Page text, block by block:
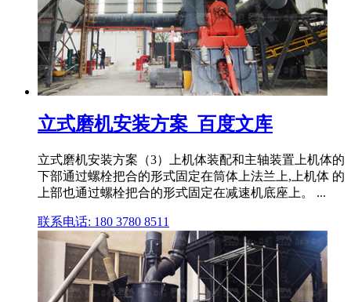
立式磨机安装方案_百度文库
立式磨机安装方案（3）上机体装配和主轴装置上机体的
下部通过螺栓把合的形式固定在筒体上法兰上,上机体 的
上部也通过螺栓把合的形式固定在减速机底座上。 ...
联系电话: 180 3780 8511